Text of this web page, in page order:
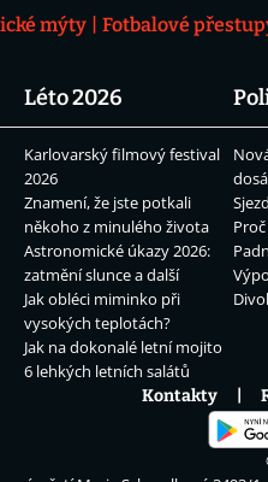
mýty
Fotbalové
Léto 2026
Karlovarský filmový festival
2026
Znamení, že jste potkali
někoho z minulého života
Astronomické úkazy 2026:
zatmění slunce a další
Jak obléci miminko při
vysokých teplotách?
Jak na dokonalé letní mojito
6 lehkých letních salátů
Kontakty